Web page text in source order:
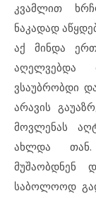
კვამლით
ნაკადად
აქ მინდა
აღელვებდა
ვსაუბრობდი
არავის
მოვლენას
ახლდა თან.
მუშაობდნენ
საბოლოოდ